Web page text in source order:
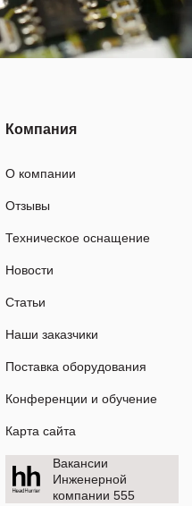
Компания
О компании
Отзывы
Техническое оснащение
Новости
Статьи
Наши заказчики
Поставка оборудования
Конференции и обучение
Карта сайта
Вакансии
Инженерной
компании 555